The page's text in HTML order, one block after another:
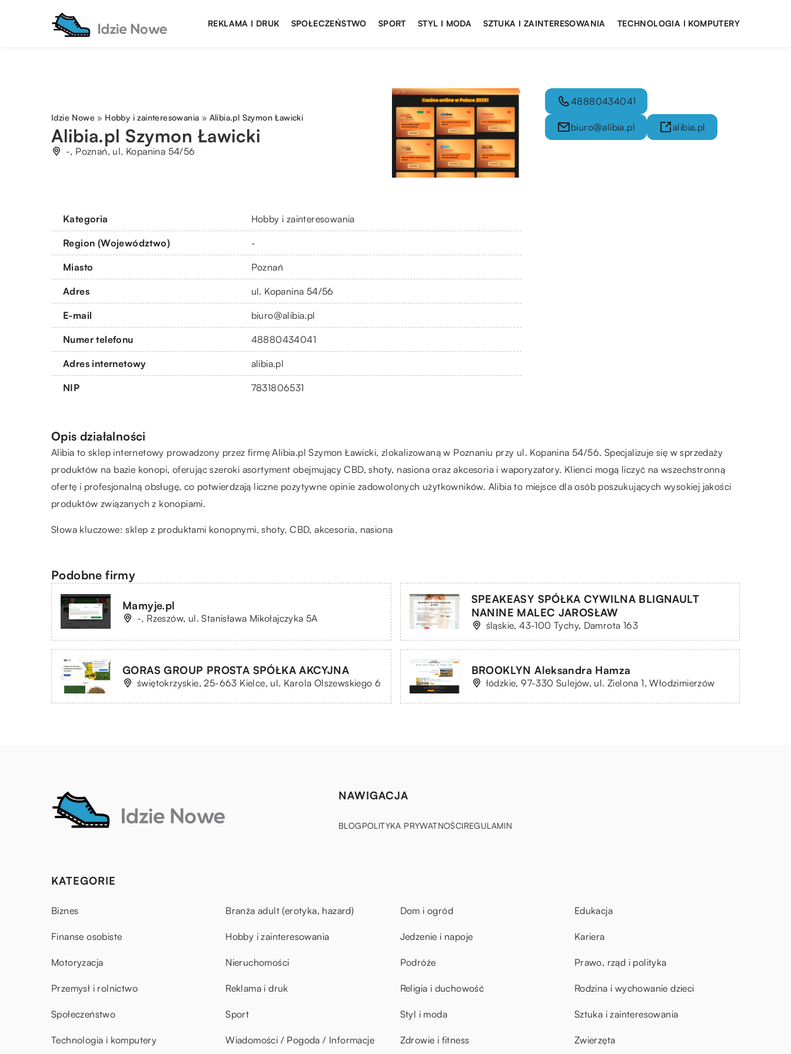
REKLAMA I DRUK SPOŁECZEŃSTWO SPORT STYL I MODA SZTUKA I ZAINTERESOWANIA TECHNOLOGIA I KOMPUTERY
Idzie Nowe » Hobby i zainteresowania » Alibia.pl Szymon Ławicki
Alibia.pl Szymon Ławicki
-, Poznań, ul. Kopanina 54/56
Kategoria Hobby i zainteresowania
Region (Województwo) -
Miasto Poznań
Adres ul. Kopanina 54/56
E-mail biuro@alibia.pl
Numer telefonu 48880434041
Adres internetowy alibia.pl
NIP 7831806531
48880434041
biuro@alibia.pl alibia.pl
Opis działalności
Alibia to sklep internetowy prowadzony przez firmę Alibia.pl Szymon Ławicki, zlokalizowaną w Poznaniu przy ul. Kopanina 54/56. Specjalizuje się w sprzedaży
produktów na bazie konopi, oferując szeroki asortyment obejmujący CBD, shoty, nasiona oraz akcesoria i waporyzatory. Klienci mogą liczyć na wszechstronną
ofertę i profesjonalną obsługę, co potwierdzają liczne pozytywne opinie zadowolonych użytkowników. Alibia to miejsce dla osób poszukujących wysokiej jakości
produktów związanych z konopiami.
Słowa kluczowe:sklep z produktami konopnymi, shoty, CBD, akcesoria, nasiona
Podobne firmy
Mamyje.pl
-, Rzeszów, ul. Stanisława Mikołajczyka 5A
SPEAKEASY SPÓŁKA CYWILNA BLIGNAULT
NANINE MALEC JAROSŁAW
śląskie, 43-100 Tychy, Damrota 163
GORAS GROUP PROSTA SPÓŁKA AKCYJNA
świętokrzyskie, 25-663 Kielce, ul. Karola Olszewskiego 6
BROOKLYN Aleksandra Hamza
łódzkie, 97-330 Sulejów, ul. Zielona 1, Włodzimierzów
NAWIGACJA
BLOGPOLITYKA PRYWATNOŚCIREGULAMIN
KATEGORIE
Biznes Branża adult (erotyka, hazard) Dom i ogród Edukacja
Finanse osobiste Hobby i zainteresowania Jedzenie i napoje Kariera
Motoryzacja Nieruchomości Podróże Prawo, rząd i polityka
Przemysł i rolnictwo Reklama i druk Religia i duchowość Rodzina i wychowanie dzieci
Społeczeństwo Sport Styl i moda Sztuka i zainteresowania
Technologia i komputery Wiadomości / Pogoda / Informacje Zdrowie i fitness Zwierzęta